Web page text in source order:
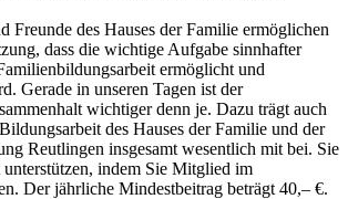
Freunde des Hauses der Familie ermöglichen
dass die wichtige Aufgabe sinnhafter
ermöglicht und
Gerade in unseren Tagen ist der
wichtiger denn je. Dazu trägt auch
des Hauses der Familie und der
Reutlingen insgesamt wesentlich mit bei. Sie
indem Sie Mitglied im
Der jährliche Mindestbeitrag beträgt 40,– €.